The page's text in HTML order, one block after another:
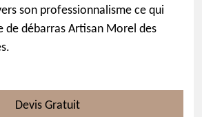
son professionnalisme ce qui
de débarras Artisan Morel des
Devis Gratuit